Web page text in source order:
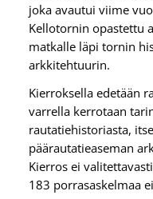
joka avautui viime
Kellotornin opastettu
matkalle läpi tornin
arkkitehtuurin.
Kierroksella edetään
varrella kerrotaan
rautatiehistoriasta,
päärautatieaseman
Kierros ei
183 porrasaskelmaa